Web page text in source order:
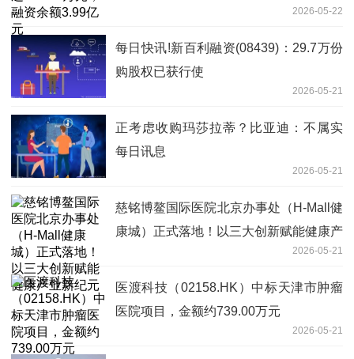
2026-05-22
每日快讯!新百利融资(08439)：29.7万份
购股权已获行使
2026-05-21
正考虑收购玛莎拉蒂？比亚迪：不属实
每日讯息
2026-05-21
慈铭博鳌国际医院北京办事处（H-Mall健
康城）正式落地！以三大创新赋能健康产
2026-05-21
医渡科技（02158.HK）中标天津市肿瘤
医院项目，金额约739.00万元
2026-05-21